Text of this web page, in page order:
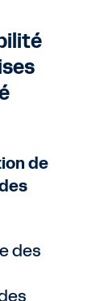
de
des